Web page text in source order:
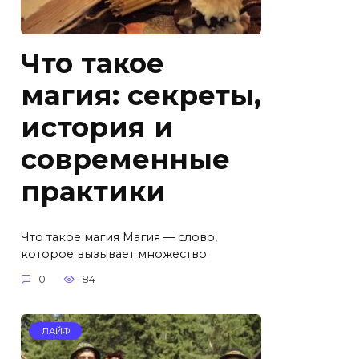
Что такое
магия: секреты,
история и
современные
практики
Что такое магия Магия — слово,
которое вызывает множество
0 84
ЛАЙФ